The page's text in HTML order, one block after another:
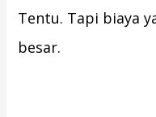
Tentu. Tapi biaya
besar.